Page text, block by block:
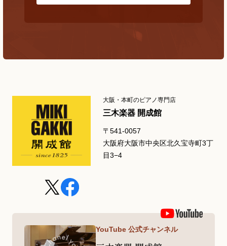
大阪・本町のピアノ専門店
三木楽器 開成館
〒541-0057
大阪府大阪市中央区北久宝寺町3丁
目3−4
YouTube 公式チャンネル